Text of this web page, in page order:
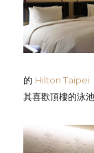
的 Hilton Taipei
其喜歡頂樓的泳